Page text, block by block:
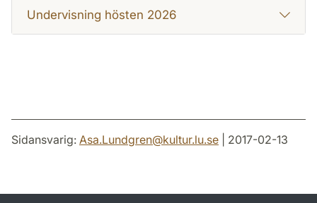
Undervisning hösten 2026
Sidansvarig: Asa.Lundgren@kultur.lu.se | 2017-02-13